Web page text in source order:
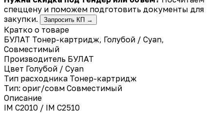
спеццену и поможем подготовить документы для
закупки.
Запросить КП →
Кратко о товаре
БУЛАТ Тонер-картридж, Голубой / Cyan,
Совместимый
Производитель БУЛАТ
Цвет Голубой / Cyan
Тип расходника Тонер-картридж
Тип: ориг/совм Совместимый
Описание
IM C2010 / IM C2510